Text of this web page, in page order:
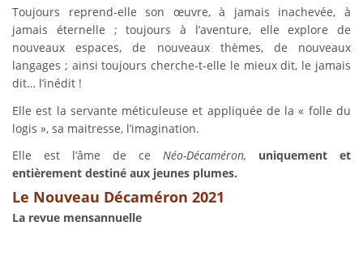
Toujours reprend-elle son œuvre, à jamais inachevée, à
jamais éternelle ; toujours à l’aventure, elle explore de
nouveaux espaces, de nouveaux thèmes, de nouveaux
langages ; ainsi toujours cherche-t-elle le mieux dit, le jamais
dit… l’inédit !
Elle est la servante méticuleuse et appliquée de la « folle du
logis », sa maitresse, l’imagination.
Elle est l’âme de ce Néo-Décaméron, uniquement et
entièrement destiné aux jeunes plumes.
Le Nouveau Décaméron 2021
La revue mensannuelle